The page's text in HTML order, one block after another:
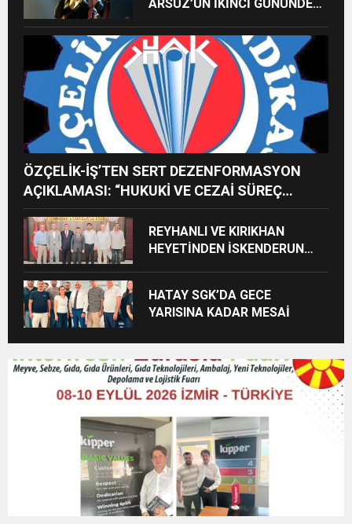
ARSUZ’UN İKİNCİ GÜNÜNDE
ALACAK
ÖZÇELİK-İŞ’TEN SERT DEZENFORMASYON
AÇIKLAMASI: “HUKUKİ VE CEZAİ SÜREÇ
BAŞLATILDI”
REYHANLI VE KIRIKHAN
HEYETİNDEN İSKENDERUN
HATAY SGK’DA GECE
YARISINA KADAR MESAİ